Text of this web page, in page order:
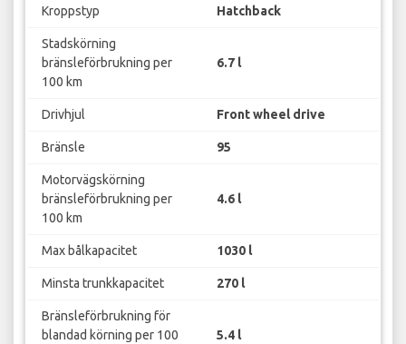
Kroppstyp Hatchback
Stadskörning
bränsleförbrukning per
100 km
6.7 l
Drivhjul Front wheel drive
Bränsle 95
Motorvägskörning
bränsleförbrukning per
100 km
4.6 l
Max bålkapacitet 1030 l
Minsta trunkkapacitet 270 l
Bränsleförbrukning för
blandad körning per 100
5.4 l